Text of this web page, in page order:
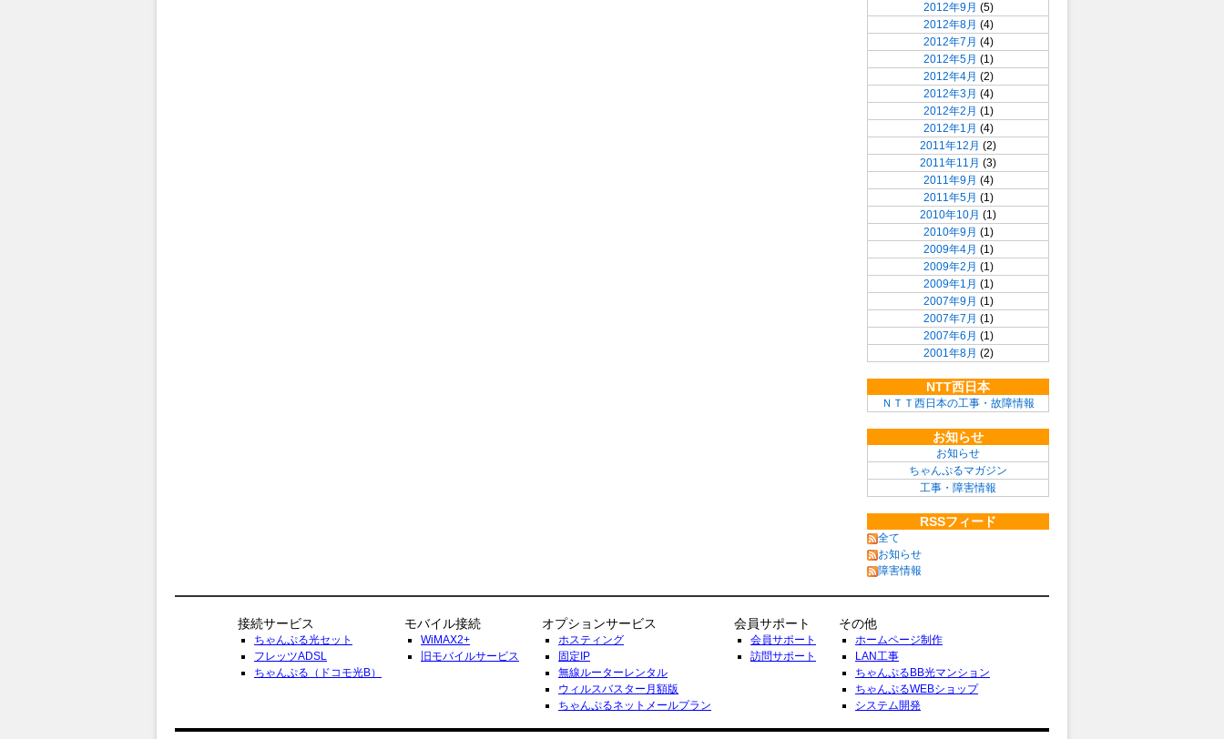
2012年9月 (5)
2012年8月 (4)
2012年7月 (4)
2012年5月 (1)
2012年4月 (2)
2012年3月 (4)
2012年2月 (1)
2012年1月 (4)
2011年12月 (2)
2011年11月 (3)
2011年9月 (4)
2011年5月 (1)
2010年10月 (1)
2010年9月 (1)
2009年4月 (1)
2009年2月 (1)
2009年1月 (1)
2007年9月 (1)
2007年7月 (1)
2007年6月 (1)
2001年8月 (2)
NTT西日本
ＮＴＴ西日本の工事・故障情報
お知らせ
お知らせ
ちゃんぷるマガジン
工事・障害情報
RSSフィード
全て
お知らせ
障害情報
接続サービス
ちゃんぷる光セット
フレッツADSL
ちゃんぷる（ドコモ光B）
モバイル接続
WiMAX2+
旧モバイルサービス
オプションサービス
ホスティング
固定IP
無線ルーターレンタル
ウィルスバスター月額版
ちゃんぷるネットメールプラン
会員サポート
会員サポート
訪問サポート
その他
ホームページ制作
LAN工事
ちゃんぷるBB光マンション
ちゃんぷるWEBショップ
システム開発